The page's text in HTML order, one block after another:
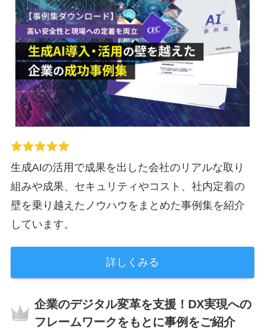
生成AIの活用で成果を出した会社のリアルな取り
組みや成果、セキュリティやコスト、社内定着の
壁を乗り越えたノウハウをまとめた事例集を紹介
しています。
詳しくみる
企業のデジタル変革を支援！DX実現への
フレームワークをもとに事例をご紹介